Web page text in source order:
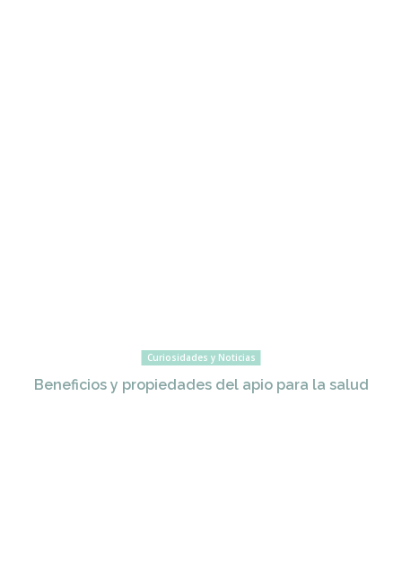
Curiosidades y Noticias
Beneficios y propiedades del apio para la salud